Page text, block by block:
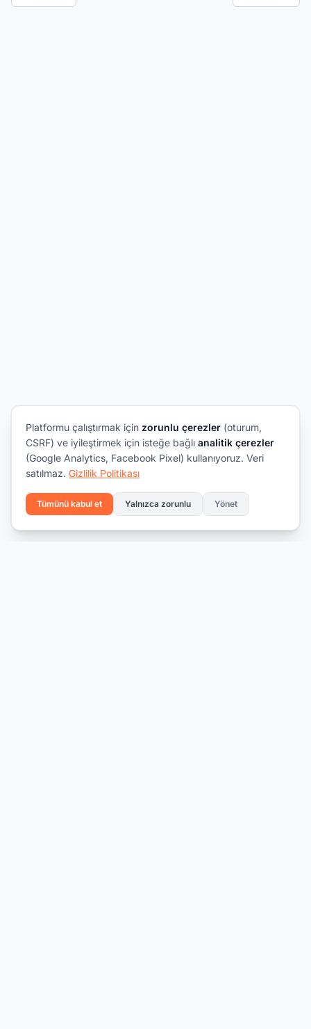
Platformu çalıştırmak için zorunlu çerezler (oturum,
CSRF) ve iyileştirmek için isteğe bağlı analitik çerezler
(Google Analytics, Facebook Pixel) kullanıyoruz. Veri
satılmaz. Gizlilik Politikası
Tümünü kabul et Yalnızca zorunlu Yönet